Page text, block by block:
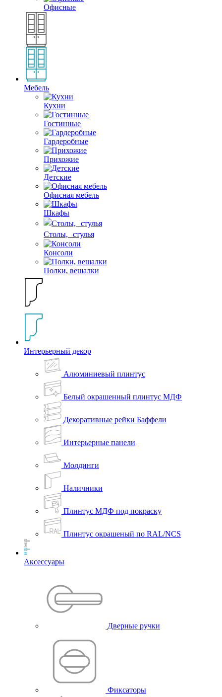
Офисные
Мебель
Кухни
Гостинные
Гардеробные
Прихожие
Детские
Офисная мебель
Шкафы
Столы, стулья
Консоли
Полки, вешалки
Интерьерный декор
Алюминиевый плинтус
Белый окрашенный плинтус МДФ
Декоративные рейки Баффели
Интерьерные панели
Молдинги
Наличники
Плинтус МДФ под покраску
Плинтус окрашеный по RAL/NCS
Аксессуары
Дверные ручки
Фиксаторы